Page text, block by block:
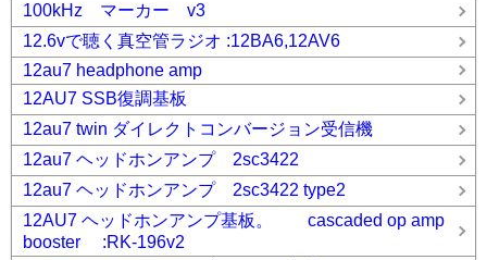
100kHz マーカー v3
12.6vで聴く真空管ラジオ :12BA6,12AV6
12au7 headphone amp
12AU7 SSB復調基板
12au7 twin ダイレクトコンバージョン受信機
12au7 ヘッドホンアンプ 2sc3422
12au7 ヘッドホンアンプ 2sc3422 type2
12AU7 ヘッドホンアンプ基板。 cascaded op amp
booster :RK-196v2